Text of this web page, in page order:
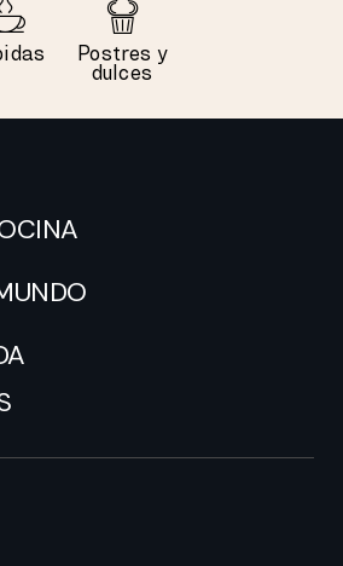
Postres y
dulces